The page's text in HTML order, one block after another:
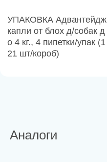
УПАКОВКА Адвантейдж
капли от блох д/собак д
о 4 кг., 4 пипетки/упак (1
21 шт/короб)
Аналоги